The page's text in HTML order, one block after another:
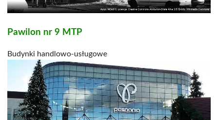
Pawilon nr 9 MTP
Budynki handlowo-usługowe